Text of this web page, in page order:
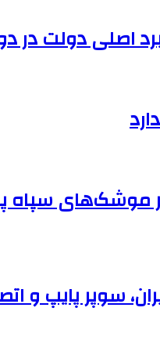
اصلی دولت در
موشک‌های سپاه
سوپر پایپ و